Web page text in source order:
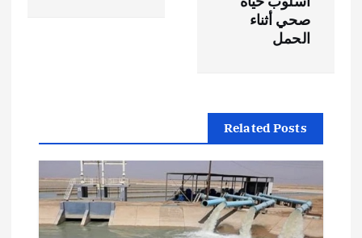
م
ق
صحي أثناء
الحمل
Related Posts